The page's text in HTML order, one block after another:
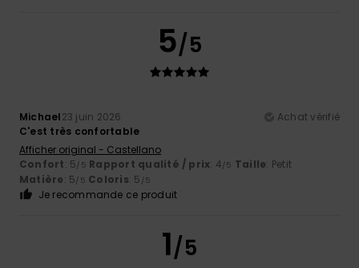
5/5
Michael23 juin 2026
Achat vérifié
C'est très confortable
Afficher original - Castellano
Confort: 5/5 Rapport qualité / prix: 4/5 Taille: Petit
Matière: 5/5 Coloris: 5 /5
Je recommande ce produit
1/5